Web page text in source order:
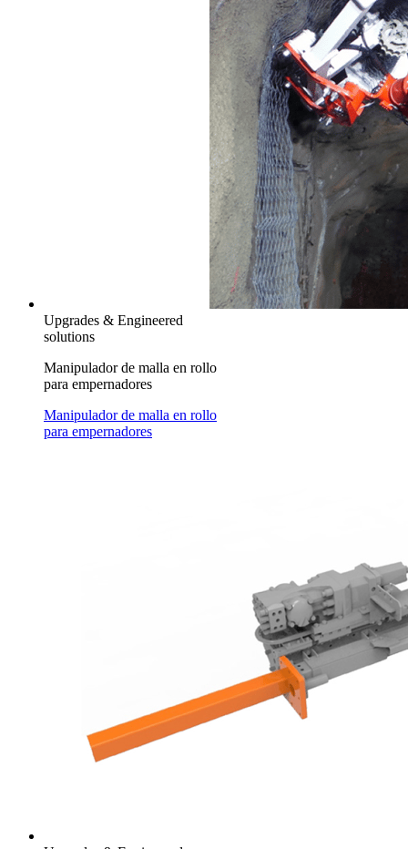
Upgrades & Engineered
solutions
Manipulador de malla en rollo
para empernadores
Manipulador de malla en rollo
para empernadores